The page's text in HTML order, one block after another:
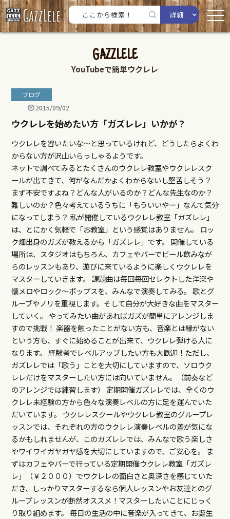
詳細
GAZZLELE
YouTubeで簡単ウクレレ
ブログ
2015/09/02
ウクレレを始めたい方「ガズレレ」いかが？
ウクレレを習いたいな～と思っているけれど、どうしたらよくわ
からない方が沢山いらっしゃるようです。
ネットで調べてみるとたくさんのウクレレ教室やウクレレスク
ールが出てきて、何がなんだかよくわからないし堅苦しそう？
まず不安ですよね？どんな人がいるのか？どんな先生なのか？
難しいのか？色々考えているうちに「もういいやー」なんて気分
になってしまう？ 私が開催しているウクレレ教室「ガズレレ」
は、とにかく気軽で「お教室」という感覚はありません。 ロッ
ク畑出身のガズが教えるから「ガズレレ」です。 開催している
場所は、スタジオはもちろん、カフェやバーでビール飲みなが
らのレッスンもあり、遊びに来ているように楽しくウクレレを
マスターしていきます。 課題曲は毎回毎回セレクトした洋楽や
懐メロやロック～ポップスを、みんなで演奏してみる。 歌とグ
ルーブやノリを重視します。そして自分が大好きな曲をマスター
していく。 やってみたい曲があればガズが簡単にアレンジしま
すので挑戦！ 楽器を触ったことがない方も、音楽とは縁がない
という方も、すぐに始めることが出来て、ウクレレ弾ける人に
なります。 経験者でレベルアップしたい方も大歓迎！ただし、
ガズレレでは「歌う」ことを大切にしていますので、ソロウク
レレだけをマスターしたい方には向いていません。（前奏など
のアレンジでは練習します） 定期開催ガズレレでは、全くのウ
クレレ未経験の方から色々な演奏レベルの方に足を運んでいた
だいています。 ウクレレスクールやウクレレ教室のグループレ
ッスンでは、それぞれの方のウクレレ演奏レベルの差が気にな
るかもしれませんが、このガズレレでは、みんなで歌う楽しさ
やワイワイガヤガヤ感を大切にしていますので、ご安心を。 ま
ずはカフェやバーで行っている定期開催ウクレレ教室「ガズレ
レ」（￥２０００）でウクレレの面白さと奥深さを感じていた
だき、しっかりマスターするなら個人レッスンやお友達とのグ
ループレッスンが断然オススメ！マスターしたいことにじっく
り取り組めます。 毎日の生活の中に音楽が入ってきて、お誕生